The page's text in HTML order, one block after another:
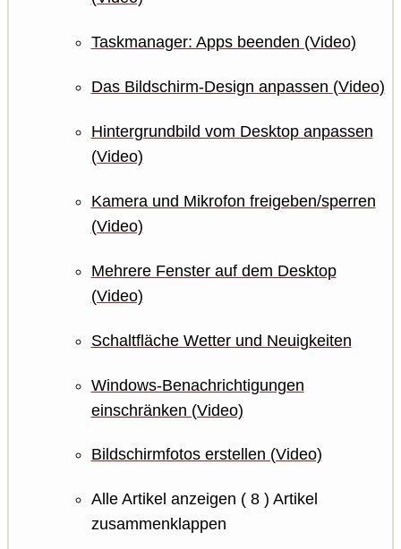
Taskmanager: Apps beenden (Video)
Das Bildschirm-Design anpassen (Video)
Hintergrundbild vom Desktop anpassen
(Video)
Kamera und Mikrofon freigeben/sperren
(Video)
Mehrere Fenster auf dem Desktop
(Video)
Schaltfläche Wetter und Neuigkeiten
Windows-Benachrichtigungen
einschränken (Video)
Bildschirmfotos erstellen (Video)
Alle Artikel anzeigen ( 8 ) Artikel
zusammenklappen